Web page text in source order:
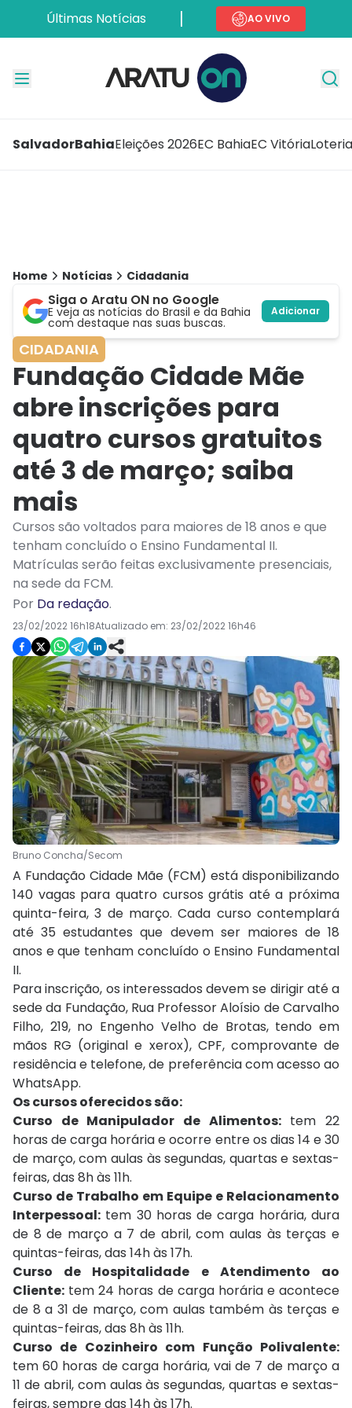
Últimas Notícias AO VIVO
SalvadorBahiaEleições 2026EC BahiaEC Vitória
Home Notícias Cidadania
Siga o Aratu ON no Google
E veja as notícias do Brasil e da Bahia
com destaque nas suas buscas.
Adicionar
CIDADANIA
Fundação Cidade Mãe
abre inscrições para
quatro cursos gratuitos
até 3 de março; saiba
mais
Cursos são voltados para maiores de 18 anos e que
tenham concluído o Ensino Fundamental II.
Matrículas serão feitas exclusivamente presenciais,
na sede da FCM.
Por Da redação.
23/02/2022 16h18Atualizado em: 23/02/2022 16h46
Bruno Concha/Secom
A Fundação Cidade Mãe (FCM) está disponibilizando
140 vagas para quatro cursos grátis até a próxima
quinta-feira, 3 de março. Cada curso contemplará
até 35 estudantes que devem ser maiores de 18
anos e que tenham concluído o Ensino Fundamental
II.
Para inscrição, os interessados devem se dirigir até a
sede da Fundação, Rua Professor Aloísio de Carvalho
Filho, 219, no Engenho Velho de Brotas, tendo em
mãos RG (original e xerox), CPF, comprovante de
residência e telefone, de preferência com acesso ao
WhatsApp.
Os cursos oferecidos são:
Curso de Manipulador de Alimentos:tem 22
horas de carga horária e ocorre entre os dias 14 e 30
de março, com aulas às segundas, quartas e sextas-
feiras, das 8h às 11h.
Curso de Trabalho em Equipe e Relacionamento
Interpessoal: tem 30 horas de carga horária, dura
de 8 de março a 7 de abril, com aulas às terças e
quintas-feiras, das 14h às 17h.
Curso de Hospitalidade e Atendimento ao
Cliente: tem 24 horas de carga horária e acontece
de 8 a 31 de março, com aulas também às terças e
quintas-feiras, das 8h às 11h.
Curso de Cozinheiro com Função Polivalente:
tem 60 horas de carga horária, vai de 7 de março a
11 de abril, com aulas às segundas, quartas e sextas-
feiras, sempre das 14h às 17h.